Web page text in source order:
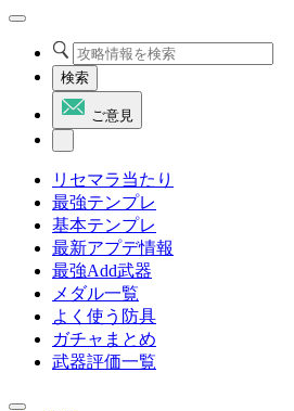
検索
ご意見
リセマラ当たり
最強テンプレ
基本テンプレ
最新アプデ情報
最強Add武器
メダル一覧
よく使う防具
ガチャまとめ
武器評価一覧